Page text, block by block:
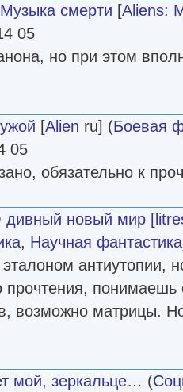
Музыка смерти [Aliens:
05
но при этом
[Alien ru] (Боевая
05
обязательно к
дивный новый мир
, Научная фантастика
эталоном антиутопии,
прочтения, понимаешь
возможно матрицы.
мой, зеркальце… (